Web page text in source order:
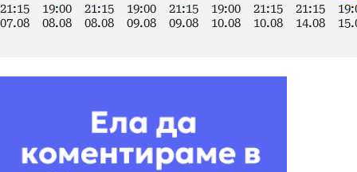
21:15
07.08
19:00
08.08
21:15
08.08
19:00
09.08
21:15
09.08
19:00
10.08
21:15
10.08
21:15
14.08